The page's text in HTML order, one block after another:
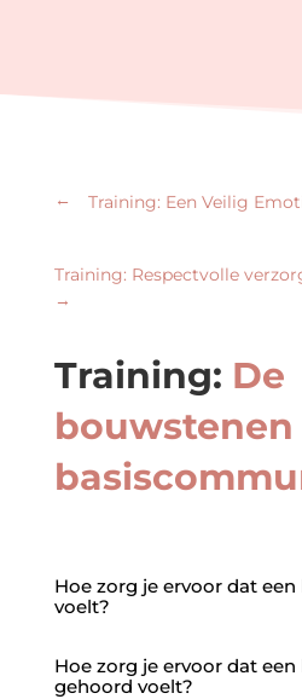
← Training: Een Veilig
Training: Respectvolle
→
Training: De
bouwstenen
Hoe zorg je ervoor dat
voelt?
Hoe zorg je ervoor dat
gehoord voelt?